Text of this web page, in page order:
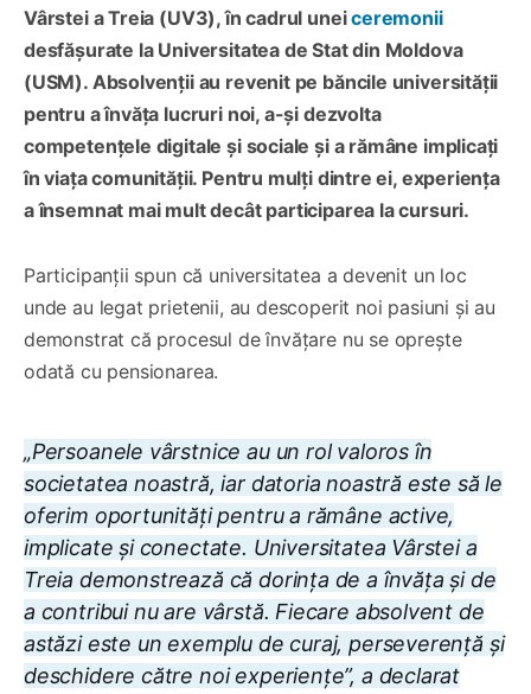
Vârstei a Treia (UV3), în cadrul uneiceremonii
desfășurate la Universitatea de Stat din Moldova
(USM). Absolvenții au revenit pe băncile universității
pentru a învăța lucruri noi, a-și dezvolta
competențele digitale și sociale și a rămâne implicați
în viața comunității. Pentru mulți dintre ei, experiența
a însemnat mai mult decât participarea la cursuri.
Participanții spun că universitatea a devenit un loc
unde au legat prietenii, au descoperit noi pasiuni și au
demonstrat că procesul de învățare nu se oprește
odată cu pensionarea.
„Persoanele vârstnice au un rol valoros în
societatea noastră, iar datoria noastră este să le
oferim oportunități pentru a rămâne active,
implicate și conectate. Universitatea Vârstei a
Treia demonstrează că dorința de a învăța și de
a contribui nu are vârstă. Fiecare absolvent de
astăzi este un exemplu de curaj, perseverență și
deschidere către noi experiențe”, a declarat